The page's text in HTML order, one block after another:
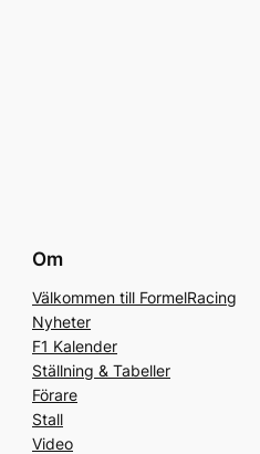
Om
Välkommen till FormelRacing
Nyheter
F1 Kalender
Ställning & Tabeller
Förare
Stall
Video